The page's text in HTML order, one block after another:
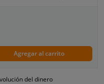
57
Agregar al carrito
del dinero